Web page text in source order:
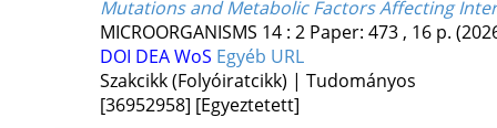
Mutations and Metabolic Factors Affecting
MICROORGANISMS 14: 2 Paper: 473 , 16 p.
DOI DEAWoS Egyéb URL
Szakcikk (Folyóiratcikk) | Tudományos
[36952958] [Egyeztetett]